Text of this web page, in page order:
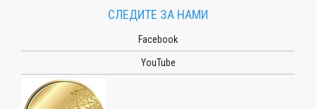
СЛЕДИТЕ ЗА НАМИ
Facebook
YouTube